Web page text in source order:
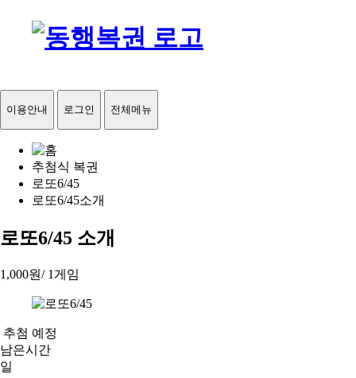
이용안내 로그인 전체메뉴
추첨식 복권
로또6/45
로또6/45소개
로또6/45 소개
1,000원/ 1게임
추첨 예정
남은시간
일